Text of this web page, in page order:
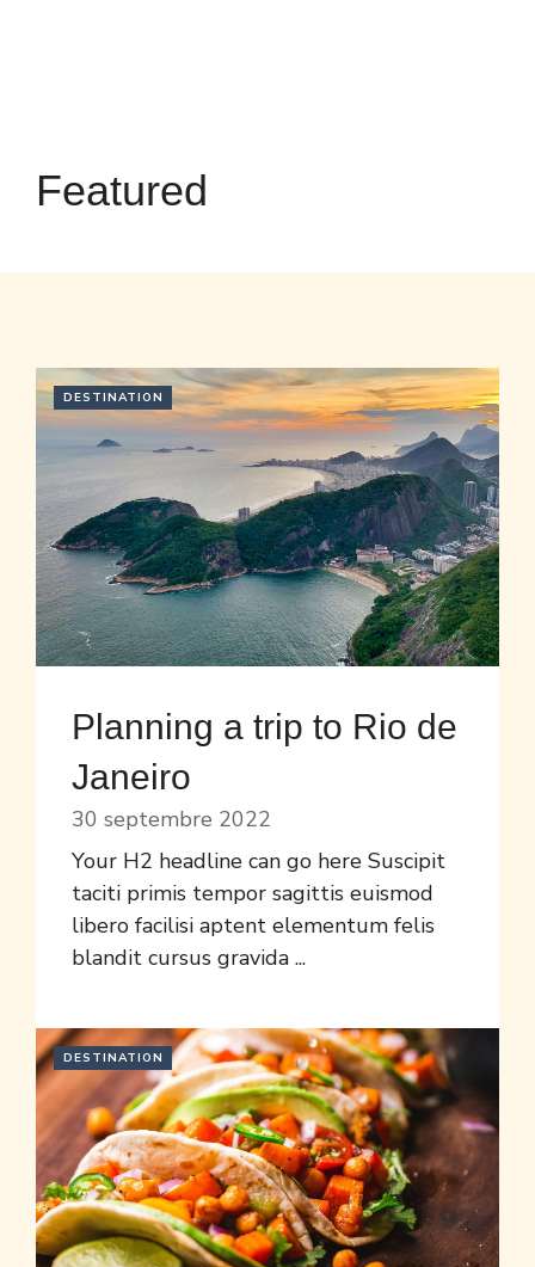
Featured
DESTINATION
Planning a trip to Rio de
Janeiro
30 septembre 2022
Your H2 headline can go here Suscipit
taciti primis tempor sagittis euismod
libero facilisi aptent elementum felis
blandit cursus gravida ...
DESTINATION